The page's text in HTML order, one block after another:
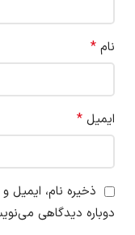
نام *
ایمیل *
ذخیره نام، ایمیل
دوباره دیدگاهی